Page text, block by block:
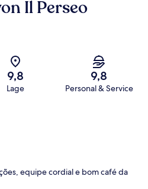
Il Perseo
9,8
Lage
9,8
Personal & Service
equipe cordial e bom café da